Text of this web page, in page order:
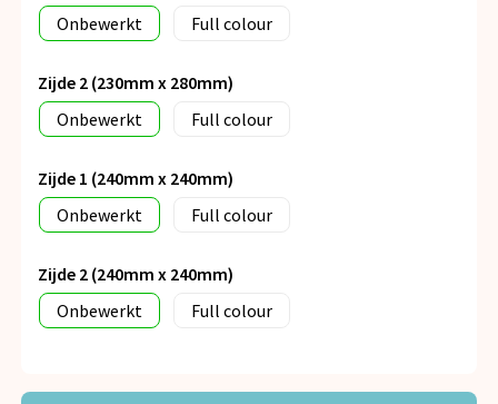
Onbewerkt
Full colour
Zijde 2 (230mm x 280mm)
Onbewerkt
Full colour
Zijde 1 (240mm x 240mm)
Onbewerkt
Full colour
Zijde 2 (240mm x 240mm)
Onbewerkt
Full colour